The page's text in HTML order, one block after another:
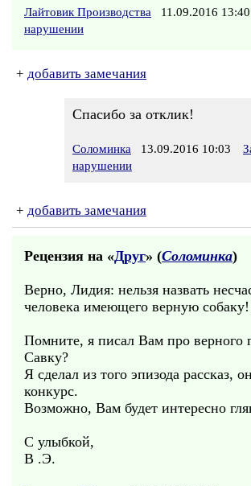
Лайтовик Производства 11.09.2016
нарушении
+ добавить замечания
Спасибо за отклик!
Соломинка 13.09.2016 10:03
нарушении
+ добавить замечания
Рецензия на «Друг» (Соломинка)
Верно, Лидия: нельзя назвать
человека имеющего верную собаку!
Помните, я писал Вам про верного
Савку?
Я сделал из того эпизода рассказ,
конкурс.
Возможно, Вам будет интересно
С улыбкой,
В .Э.